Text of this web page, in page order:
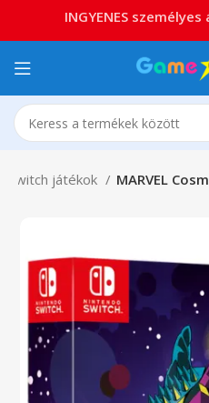
Switch játékok MARVEL
INGYENES